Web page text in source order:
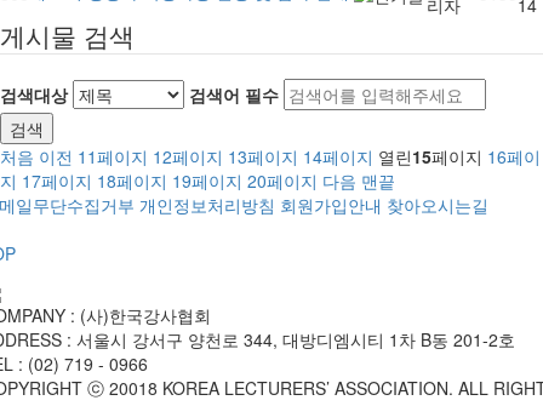
리자
14
게시물 검색
검색대상 검색어 필수
검색
처음 이전 11페이지 12페이지 13페이지 14페이지 열린15페이지 16페이
지 17페이지 18페이지 19페이지 20페이지 다음 맨끝
일무단수집거부 개인정보처리방침 회원가입안내 찾아오시는길
: (사)한국강사협회
: 서울시 강서구 양천로 344, 대방디엠시티 1차 B동 201-2호
: (02) 719 - 0966
ⓒ 20018 KOREA LECTURERS’ ASSOCIATION. ALL